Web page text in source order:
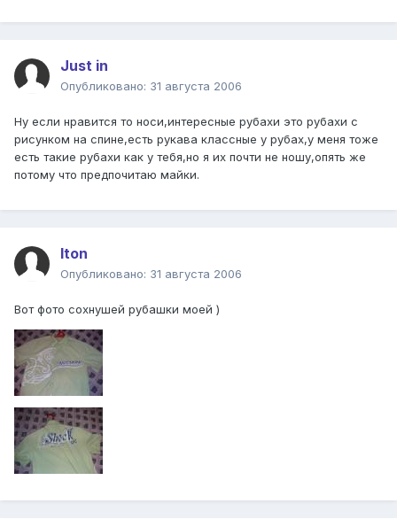
Just in
Опубликовано: 31 августа 2006
Ну если нравится то носи,интересные рубахи это рубахи с
рисунком на спине,есть рукава классные у рубах,у меня тоже
есть такие рубахи как у тебя,но я их почти не ношу,опять же
потому что предпочитаю майки.
Iton
Опубликовано: 31 августа 2006
Вот фото сохнушей рубашки моей )